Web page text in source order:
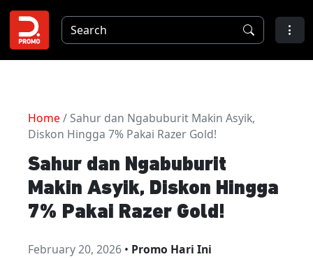
Home / Sahur dan Ngabuburit Makin Asyik,
Diskon Hingga 7% Pakai Razer Gold!
Sahur dan Ngabuburit
Makin Asyik, Diskon Hingga
7% Pakai Razer Gold!
February 20, 2026 • Promo Hari Ini